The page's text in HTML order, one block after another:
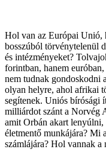
Hol van az Európai Unió,
bosszúból törvénytelenül
és intézményeket?
forintban, hanem
nem tudnak gondoskodni
olyan helyre, ahol afrikai
segítenek. Uniós bírósági
milliárdot szánt a Norvég
amit Orbán akart
életmentő munkájára? Mi
számlájára? Hol vannak